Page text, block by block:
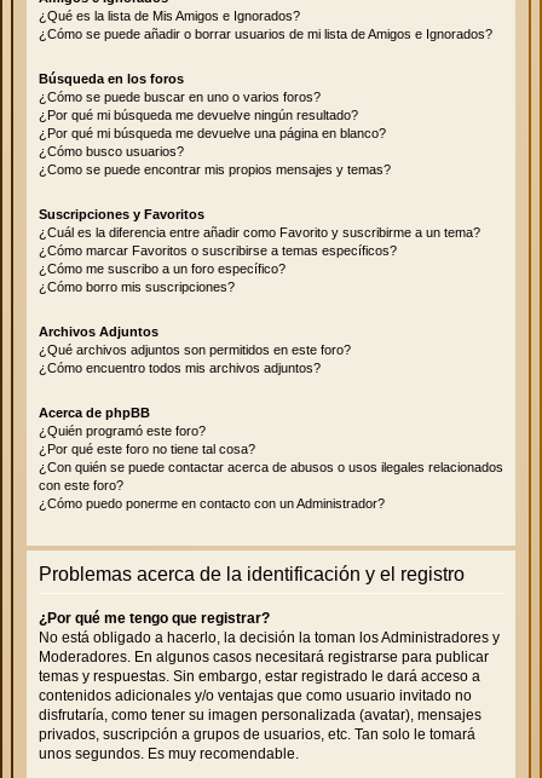
¿Qué es la lista de Mis Amigos e Ignorados?
¿Cómo se puede añadir o borrar usuarios de mi lista de Amigos e Ignorados?
Búsqueda en los foros
¿Cómo se puede buscar en uno o varios foros?
¿Por qué mi búsqueda me devuelve ningún resultado?
¿Por qué mi búsqueda me devuelve una página en blanco?
¿Cómo busco usuarios?
¿Como se puede encontrar mis propios mensajes y temas?
Suscripciones y Favoritos
¿Cuál es la diferencia entre añadir como Favorito y suscribirme a un tema?
¿Cómo marcar Favoritos o suscribirse a temas específicos?
¿Cómo me suscribo a un foro específico?
¿Cómo borro mis suscripciones?
Archivos Adjuntos
¿Qué archivos adjuntos son permitidos en este foro?
¿Cómo encuentro todos mis archivos adjuntos?
Acerca de phpBB
¿Quién programó este foro?
¿Por qué este foro no tiene tal cosa?
¿Con quién se puede contactar acerca de abusos o usos ilegales relacionados
con este foro?
¿Cómo puedo ponerme en contacto con un Administrador?
Problemas acerca de la identificación y el registro
¿Por qué me tengo que registrar?
No está obligado a hacerlo, la decisión la toman los Administradores y
Moderadores. En algunos casos necesitará registrarse para publicar
temas y respuestas. Sin embargo, estar registrado le dará acceso a
contenidos adicionales y/o ventajas que como usuario invitado no
disfrutaría, como tener su imagen personalizada (avatar), mensajes
privados, suscripción a grupos de usuarios, etc. Tan solo le tomará
unos segundos. Es muy recomendable.